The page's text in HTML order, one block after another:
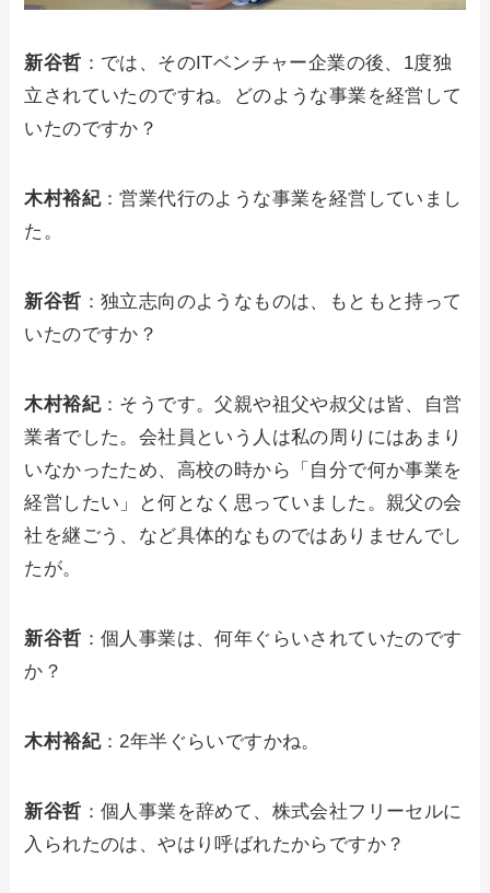
新谷哲 ：では、そのITベンチャー企業の後、1度独
立されていたのですね。どのような事業を経営して
いたのですか？
木村裕紀：営業代行のような事業を経営していまし
た。
新谷哲 ：独立志向のようなものは、もともと持って
いたのですか？
木村裕紀：そうです。父親や祖父や叔父は皆、自営
業者でした。会社員という人は私の周りにはあまり
いなかったため、高校の時から「自分で何か事業を
経営したい」と何となく思っていました。親父の会
社を継ごう、など具体的なものではありませんでし
たが。
新谷哲 ：個人事業は、何年ぐらいされていたのです
か？
木村裕紀：2年半ぐらいですかね。
新谷哲 ：個人事業を辞めて、株式会社フリーセルに
入られたのは、やはり呼ばれたからですか？